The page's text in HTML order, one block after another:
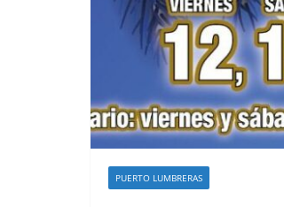
PUERTO LUMBRERAS